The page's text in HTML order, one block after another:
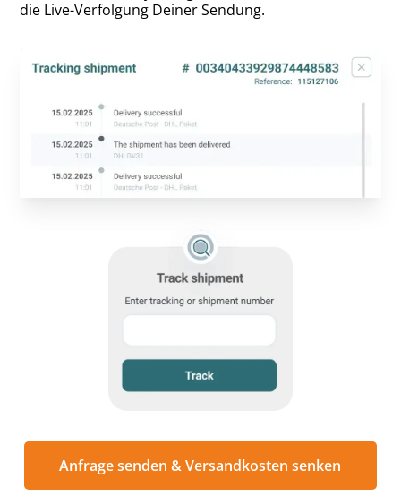
die Live-Verfolgung Deiner Sendung.
Anfrage senden & Versandkosten senken